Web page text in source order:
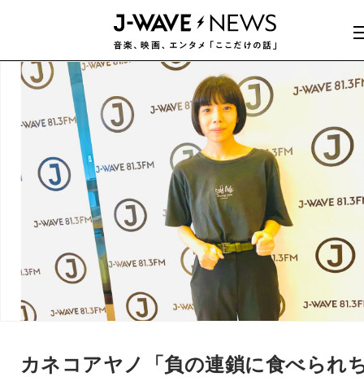
カネコアヤノ「負の連鎖に食べられ